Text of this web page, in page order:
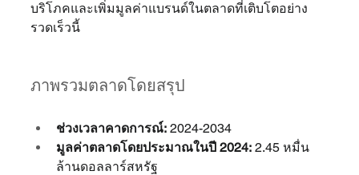
บริโภคและเพิ่มมูลค่าแบรนด์ในตลาดที่เติบโตอย่าง
รวดเร็วนี้
ภาพรวมตลาดโดยสรุป
ช่วงเวลาคาดการณ์: 2024-2034
มูลค่าตลาดโดยประมาณในปี 2024: 2.45 หมื่น
ล้านดอลลาร์สหรัฐ